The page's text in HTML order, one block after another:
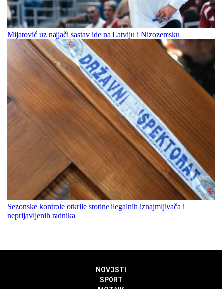
Mijatović uz najjači sastav ide na Latviju i Nizozemsku
Sezonske kontrole otkrile stotine ilegalnih iznajmljivača i
neprijavljenih radnika
NOVOSTI
SPORT